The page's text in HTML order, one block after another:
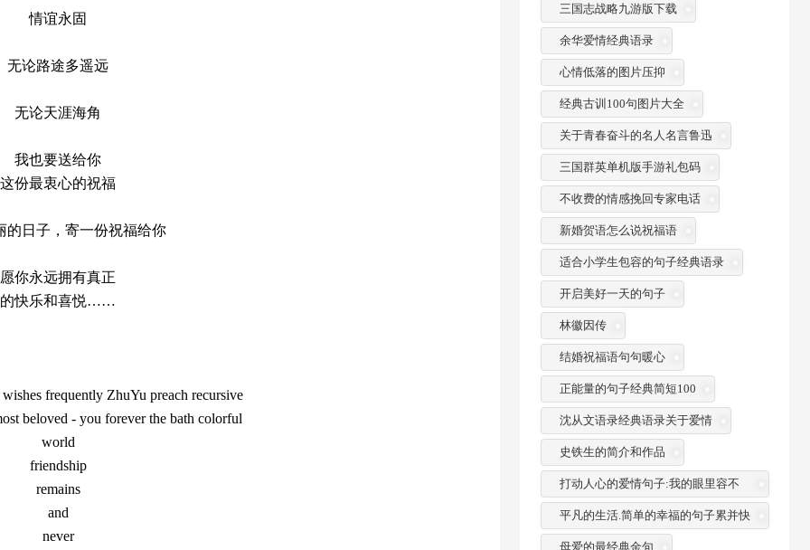
情谊永固
无论路途多遥远
无论天涯海角
我也要送给你
这份最衷心的祝福
的日子，寄一份祝福给你
愿你永远拥有真正
的快乐和喜悦……
frequently ZhuYu preach recursive
beloved - you forever the bath colorful
world
friendship
remains
and
never
三国志战略九游版下载
余华爱情经典语录
心情低落的图片压抑
经典古训100句图片大全
关于青春奋斗的名人名言鲁迅
三国群英单机版手游礼包码
不收费的情感挽回专家电话
新婚贺语怎么说祝福语
适合小学生包容的句子经典语录
开启美好一天的句子
林徽因传
结婚祝福语句句暖心
正能量的句子经典简短100
沈从文语录经典语录关于爱情
史铁生的简介和作品
打动人心的爱情句子:我的眼里容不
了一粒沙
平凡的生活.简单的幸福的句子累并快
乐着
母爱的最经典金句